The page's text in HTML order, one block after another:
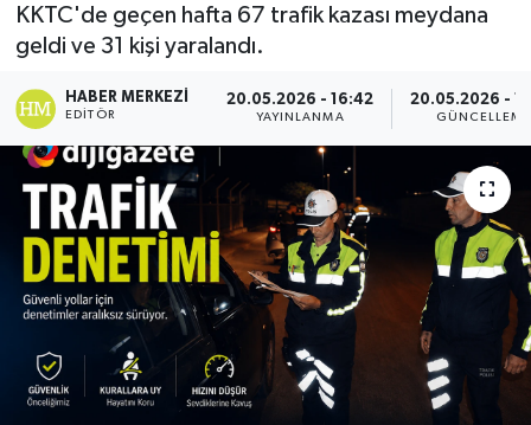
KKTC'de geçen hafta 67 trafik kazası meydana
geldi ve 31 kişi yaralandı.
HABER MERKEZI
EDITÖR
20.05.2026 - 16:42
YAYINLANMA
20.05.2026 -
GÜNCELLEME
DÜNYA
EĞİTİM
EKONOMİ
ENGLISH
ESENTEPE
GAZİMAĞUSA
GİRNE
Son Dakika Haberleri
Haber Arşivi